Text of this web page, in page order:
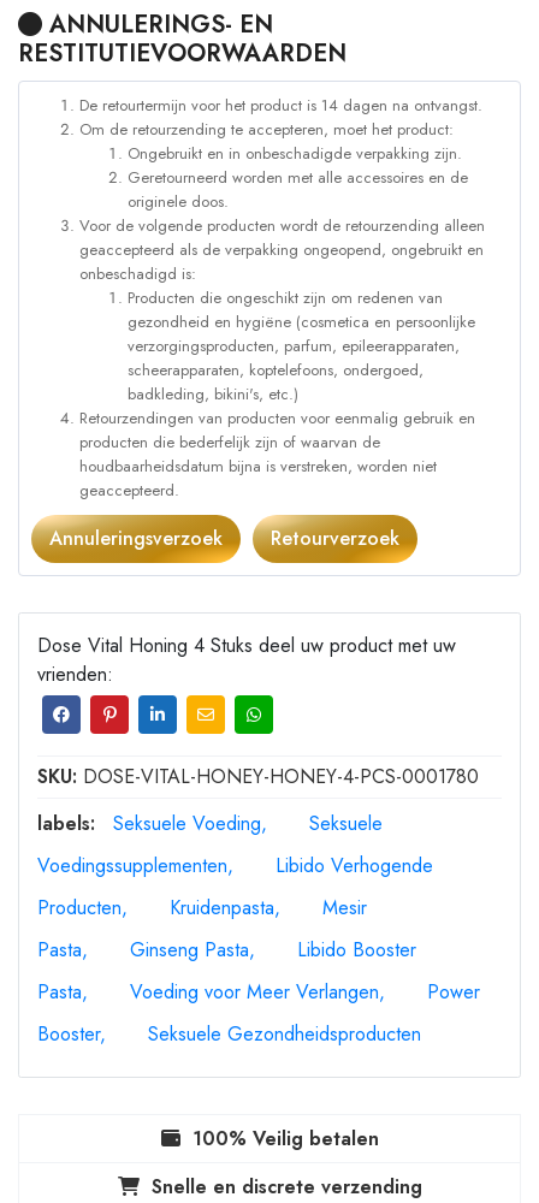
ANNULERINGS- EN
RESTITUTIEVOORWAARDEN
De retourtermijn voor het product is 14 dagen na ontvangst.
Om de retourzending te accepteren, moet het product:
Ongebruikt en in onbeschadigde verpakking zijn.
Geretourneerd worden met alle accessoires en de
originele doos.
Voor de volgende producten wordt de retourzending alleen
geaccepteerd als de verpakking ongeopend, ongebruikt en
onbeschadigd is:
Producten die ongeschikt zijn om redenen van
gezondheid en hygiëne (cosmetica en persoonlijke
verzorgingsproducten, parfum, epileerapparaten,
scheerapparaten, koptelefoons, ondergoed,
badkleding, bikini's, etc.)
Retourzendingen van producten voor eenmalig gebruik en
producten die bederfelijk zijn of waarvan de
houdbaarheidsdatum bijna is verstreken, worden niet
geaccepteerd.
Annuleringsverzoek Retourverzoek
Dose Vital Honing 4 Stuks deel uw product met uw
vrienden:
SKU: DOSE-VITAL-HONEY-HONEY-4-PCS-0001780
labels:
Seksuele Voeding
Seksuele
Voedingssupplementen
Libido Verhogende
Producten
Kruidenpasta
Mesir
Pasta
Ginseng Pasta
Libido Booster
Pasta
Voeding voor Meer Verlangen
Power
Booster
Seksuele Gezondheidsproducten
100% Veilig betalen
Snelle en discrete verzending